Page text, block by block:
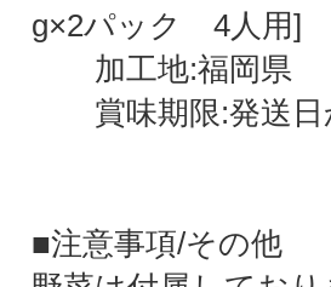
g×2パック 4人用]
加工地:福岡県
賞味期限:発送日
■注意事項/その他